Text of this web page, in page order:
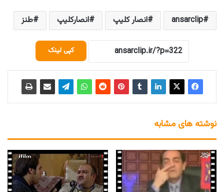
ansarclip انصار کلیپ انصارکلیپ طنز
کپی لینک
نوشته های مشابه